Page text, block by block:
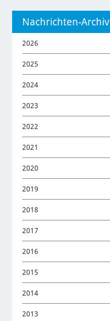
Nachrichten-Archiv
2026
2025
2024
2023
2022
2021
2020
2019
2018
2017
2016
2015
2014
2013